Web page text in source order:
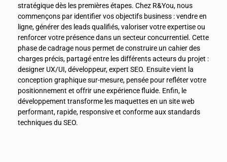
stratégique dès les premières étapes. Chez R&You, nous
commençons par identifier vos objectifs business : vendre en
ligne, générer des leads qualifiés, valoriser votre expertise ou
renforcer votre présence dans un secteur concurrentiel. Cette
phase de cadrage nous permet de construire un cahier des
charges précis, partagé entre les différents acteurs du projet :
designer UX/UI, développeur, expert SEO. Ensuite vient la
conception graphique sur-mesure, pensée pour refléter votre
positionnement et offrir une expérience fluide. Enfin, le
développement transforme les maquettes en un site web
performant, rapide, responsive et conforme aux standards
techniques du SEO.